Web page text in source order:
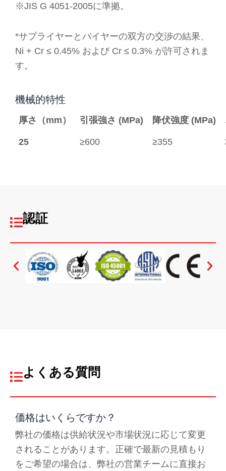
※JIS G 4051-2005に準拠。
*サプライヤーとバイヤーの双方の交渉の結果、
Ni + Cr ≤ 0.45% および Cr ≤ 0.3% が許可されま
す。
機械的特性
厚さ（mm） 引張強さ (MPa) 降伏強度 (MPa)
25 ≥600 ≥355
認証
よくある質問
価格はいくらですか？
弊社の価格は供給状況や市場状況に応じて変更
されることがあります。正確で最新の見積もり
をご希望の場合は、弊社の営業チームに直接お